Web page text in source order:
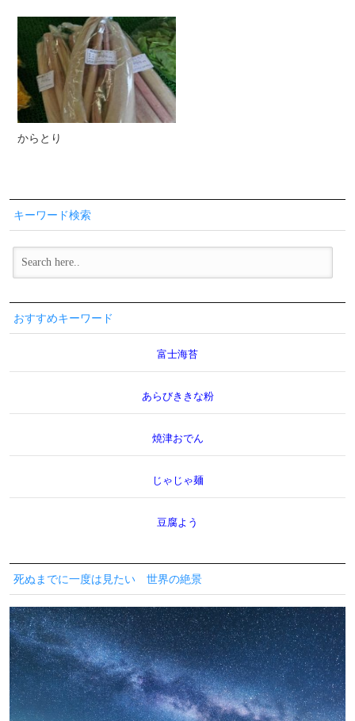
からとり
キーワード検索
おすすめキーワード
富士海苔
あらびききな粉
焼津おでん
じゃじゃ麺
豆腐よう
死ぬまでに一度は見たい 世界の絶景